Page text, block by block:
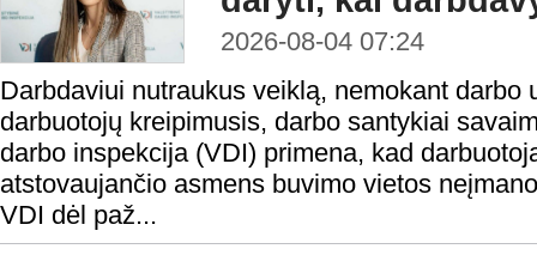
2026-08-04 07:24
Darbdaviui nutraukus veiklą, nemokant darbo
darbuotojų kreipimusis, darbo santykiai
darbo inspekcija (VDI) primena, kad
atstovaujančio asmens buvimo vietos
VDI dėl paž...